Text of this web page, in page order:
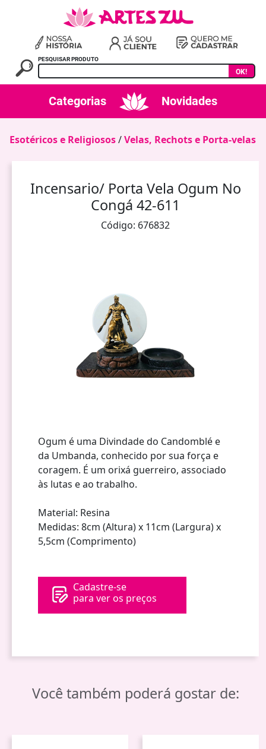
PESQUISAR PRODUTO
OK!
Categorias Novidades
Esotéricos e Religiosos/Velas‚ Rechots e Porta-velas
Incensario/ Porta Vela Ogum No
Congá 42-611
Código: 676832
Ogum é uma Divindade do Candomblé e
da Umbanda, conhecido por sua força e
coragem. É um orixá guerreiro, associado
às lutas e ao trabalho.
Material: Resina
Medidas: 8cm (Altura) x 11cm (Largura) x
5,5cm (Comprimento)
Cadastre-se
para ver os preços
Você também poderá gostar de: